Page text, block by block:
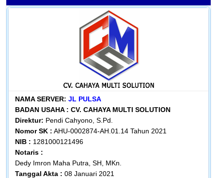
NAMA SERVER: JL PULSA
BADAN USAHA : CV. CAHAYA MULTI SOLUTION
Direktur: Pendi Cahyono, S.Pd.
Nomor SK : AHU-0002874-AH.01.14 Tahun 2021
NIB : 1281000121496
Notaris :
Dedy Imron Maha Putra, SH, MKn.
Tanggal Akta : 08 Januari 2021